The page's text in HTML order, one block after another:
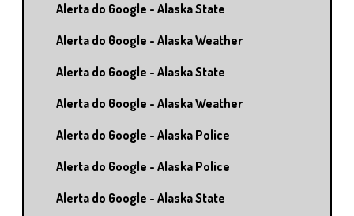
Alerta do Google - Alaska State
Alerta do Google - Alaska Weather
Alerta do Google - Alaska State
Alerta do Google - Alaska Weather
Alerta do Google - Alaska Police
Alerta do Google - Alaska Police
Alerta do Google - Alaska State